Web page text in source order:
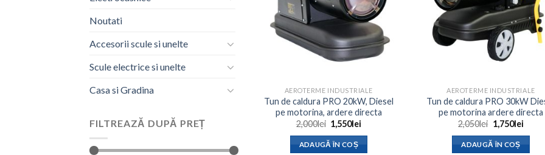
Noutati
Accesorii scule si unelte
Scule electrice si unelte
Casa si Gradina
FILTREAZĂ DUPĂ PREȚ
AEROTERME INDUSTRIALE
Tun de caldura PRO 20kW, Diesel
pe motorina, ardere directa
2,000lei Prețul
inițial
a
fost:
1,550leiPrețul
ADAUGĂ ÎN COȘ
AEROTERME INDUSTRIALE
Tun de caldura PRO 30kW
pe motorina ardere directa
2,050lei Prețul
inițial
a
fost:
1,750leiPrețul
ADAUGĂ ÎN COȘ